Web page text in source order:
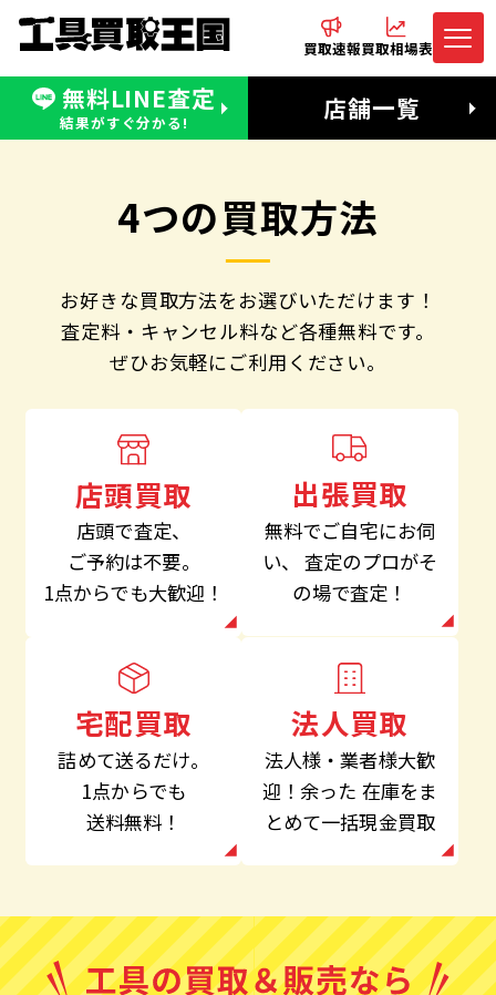
買取速報買取相場表
無料LINE査定
結果がすぐ分かる! 店舗一覧
無料LINE査定
受付：11:00〜19:00 木曜定休日
電話でお問合わせ
営業時間：11:00〜20:00
4つの買取方法
お好きな買取方法をお選びいただけます！
査定料・キャンセル料など各種無料です。
ぜひお気軽にご利用ください。
店頭買取
店頭で査定、
ご予約は不要。
1点からでも大歓迎！
出張買取
無料でご自宅にお伺
い、
査定のプロがそ
の場で査定！
宅配買取
詰めて送るだけ。
1点からでも
送料無料！
法人買取
法人様・業者様大歓
迎！余った 在庫をま
とめて一括現金買取